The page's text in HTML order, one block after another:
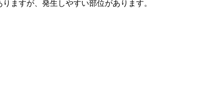
ますが、発生しやすい部位があります。